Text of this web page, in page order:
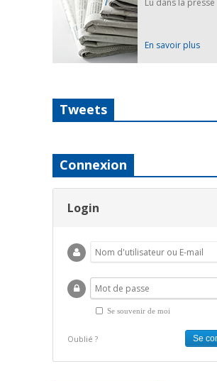
En savoir plus
Tweets
Connexion
Login
Se souvenir de moi
Oublié ?